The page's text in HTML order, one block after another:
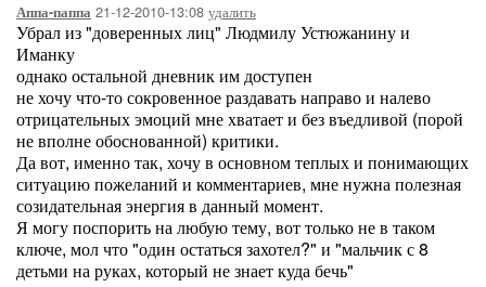
Аппа-паппа 21-12-2010-13:08 удалить
Убрал из "доверенных лиц" Людмилу Устюжанину и
Иманку
однако остальной дневник им доступен
не хочу что-то сокровенное раздавать направо и налево
отрицательных эмоций мне хватает и без въедливой (порой
не вполне обоснованной) критики.
Да вот, именно так, хочу в основном теплых и понимающих
ситуацию пожеланий и комментариев, мне нужна полезная
созидательная энергия в данный момент.
Я могу поспорить на любую тему, вот только не в таком
ключе, мол что "один остаться захотел?" и "мальчик с 8
детьми на руках, который не знает куда бечь"